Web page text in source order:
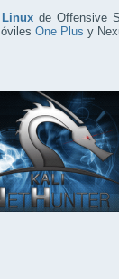
de Offensive
One Plus y